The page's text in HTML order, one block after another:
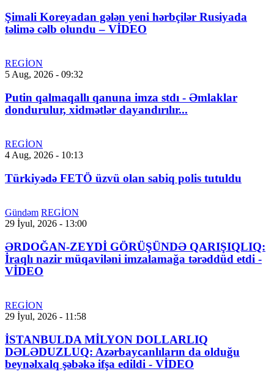
Şimali Koreyadan gələn yeni hərbçilər Rusiyada
təlimə cəlb olundu – VİDEO
REGİON
5 Aug, 2026 - 09:32
Putin qalmaqallı qanuna imza stdı - Əmlaklar
dondurulur, xidmətlər dayandırılır...
REGİON
4 Aug, 2026 - 10:13
Türkiyədə FETÖ üzvü olan sabiq polis tutuldu
Gündəm REGİON
29 İyul, 2026 - 13:00
ƏRDOĞAN-ZEYDİ GÖRÜŞÜNDƏ QARIŞIQLIQ:
İraqlı nazir müqaviləni imzalamağa tərəddüd etdi -
VİDEO
REGİON
29 İyul, 2026 - 11:58
İSTANBULDA MİLYON DOLLARLIQ
DƏLƏDUZLUQ: Azərbaycanlıların da olduğu
beynəlxalq şəbəkə ifşa edildi - VİDEO